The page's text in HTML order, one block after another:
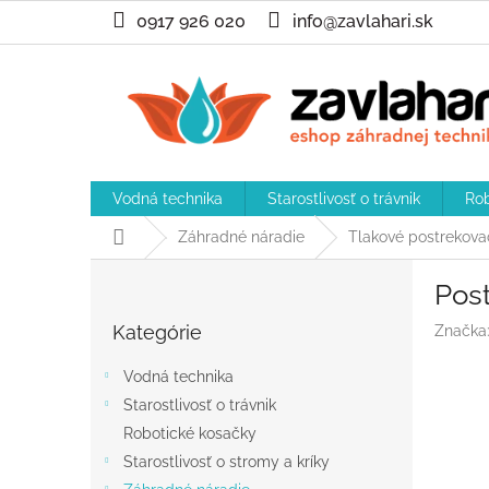
obsah
0917 926 020 info@zavlahari.sk
Vodná technika Starostlivosť o trávnik
DomovZáhradné náradie Tlakové
kategórie
Kategórie
Vodná technika
Starostlivosť o trávnik
Robotické kosačky
Starostlivosť o stromy a kríky
Značka: